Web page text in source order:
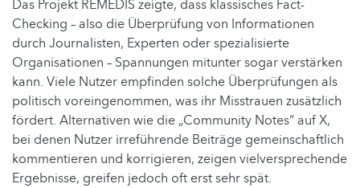
Das Projekt REMEDIS zeigte, dass klassisches Fact-
Checking – also die Überprüfung von Informationen
durch Journalisten, Experten oder spezialisierte
Organisationen – Spannungen mitunter sogar verstärken
kann. Viele Nutzer empfinden solche Überprüfungen als
politisch voreingenommen, was ihr Misstrauen zusätzlich
fördert. Alternativen wie die „Community Notes“ auf X,
bei denen Nutzer irreführende Beiträge gemeinschaftlich
kommentieren und korrigieren, zeigen vielversprechende
Ergebnisse, greifen jedoch oft erst sehr spät.